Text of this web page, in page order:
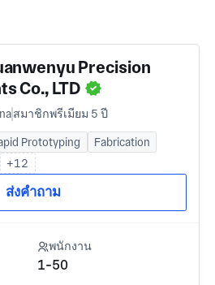
Precision
Co., LTD
สมาชิกพรีเมียม 5 ปี
Prototyping
Fabrication
+12
ส่งคำถาม
พนักงาน
1-50